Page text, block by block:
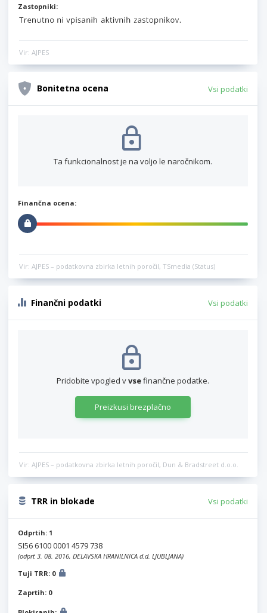
Zastopniki:
Vir: AJPES
Bonitetna ocena Vsi podatki
Ta funkcionalnost je na voljo le naročnikom.
Finančna ocena:
Vir: AJPES – podatkovna zbirka letnih poročil, TSmedia (Status)
Finančni podatki Vsi podatki
Pridobite vpogled vvsefinančne podatke.
Preizkusi brezplačno
Vir: AJPES – podatkovna zbirka letnih poročil, Dun & Bradstreet d.o.o.
TRR in blokade Vsi podatki
Odprtih: 1
SI56 6100 0001 4579 738
(odprt 3. 08. 2016, DELAVSKA HRANILNICA d.d. LJUBLJANA)
Tuji TRR: 0
Zaprtih: 0